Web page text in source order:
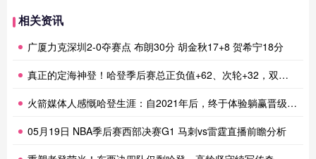
相关资讯
广厦力克深圳2-0夺赛点 布朗30分 胡金秋17+8 贺希宁18分
真正的定海神登！哈登季后赛总正负值+62、次轮+32，双数据领跑骑士全队
火箭媒体人感慨哈登生涯：自2021年后，终于体验躺赢晋级滋味
05月19日 NBA季后赛西部决赛G1 马刺vs雷霆直播前瞻分析